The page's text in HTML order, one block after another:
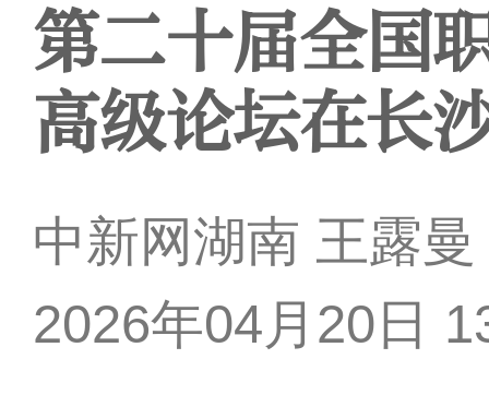
第二十届全国
高级论坛在长
中新网湖南 王露
2026年04月20日